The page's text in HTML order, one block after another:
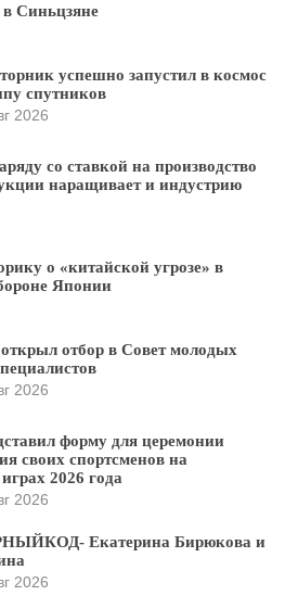
в Синьцзяне
успешно запустил в космос
спутников
2026
со ставкой на производство
наращивает и индустрию
о «китайской угрозе» в
Японии
отбор в Совет молодых
2026
форму для церемонии
своих спортсменов на
2026 года
2026
Екатерина Бирюкова и
2026